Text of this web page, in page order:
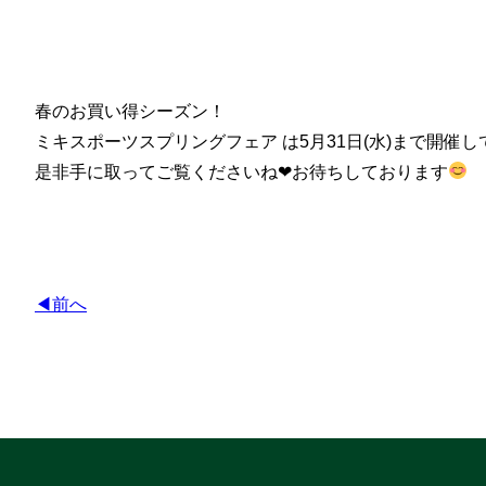
春のお買い得シーズン！
ミキスポーツスプリングフェア は5月31日(水)まで開催し
是非手に取ってご覧くださいね❤︎お待ちしております
◀前へ